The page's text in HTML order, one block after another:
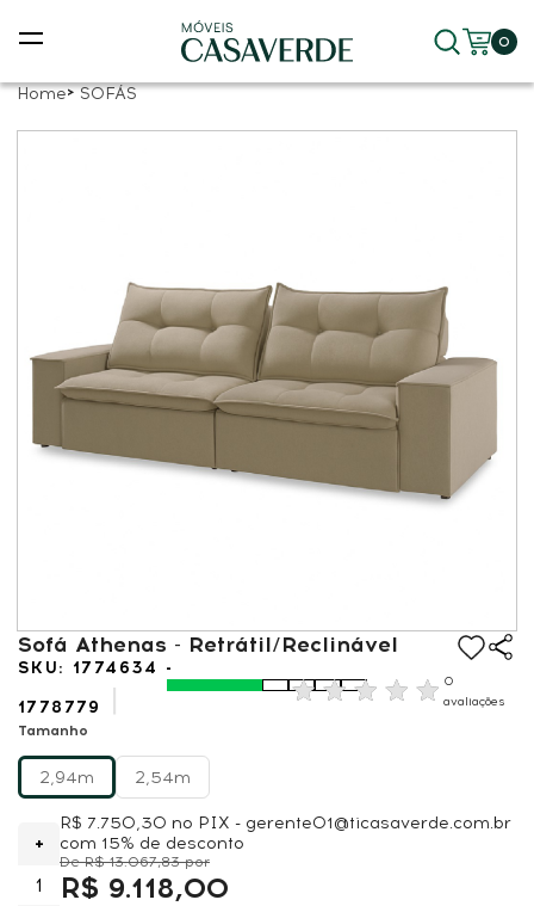
0
Home SOFÁS
Sofá Athenas - Retrátil/Reclinável
1774634 -
1778779
0
avaliações
Tamanho
2,94m 2,54m
+
R$ 7.750,30 no PIX - gerente01@ticasaverde.com.br
com 15% de desconto
R$ 13.067,83
R$ 9.118,00